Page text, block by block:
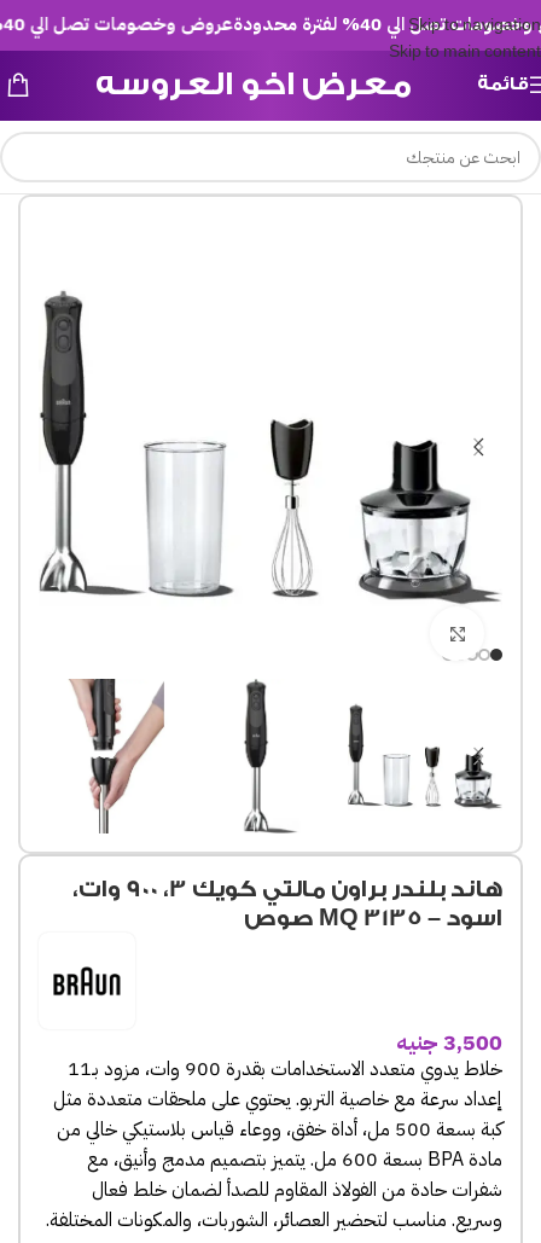
Skip to navigation
Skip to main content
عروض وخصومات تصل الي 40% لفترة محدودة تصل الي 40% لفترة محدودة
قائمة معرض اخو العروسه
هاند بلندر براون مالتي كويك 3، 900 وات،
اسود – MQ 3135 صوص
3,500جنيه
خلاط يدوي متعدد الاستخدامات بقدرة 900 وات، مزود بـ11
إعداد سرعة مع خاصية التربو. يحتوي على ملحقات متعددة مثل
كبة بسعة 500 مل، أداة خفق، ووعاء قياس بلاستيكي خالي من
مادة BPA بسعة 600 مل. يتميز بتصميم مدمج وأنيق، مع
شفرات حادة من الفولاذ المقاوم للصدأ لضمان خلط فعال
وسريع. مناسب لتحضير العصائر، الشوربات، والمكونات المختلفة.